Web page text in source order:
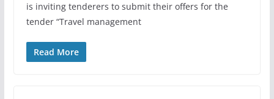
is inviting tenderers to submit their offers for the
tender “Travel management
Read More